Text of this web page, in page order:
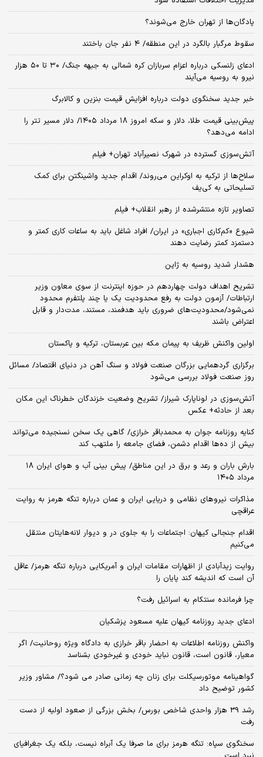
پادگان‌ها از تهران خارج می‌شوند؟
سقوط مرگبار بالگرد در این منطقه/ ۴ نفر جان باختند
ادعای زلنسکی درباره اعزام سربازان کره شمالی به جبهه جنگ/ ۳۰ تا ۵۰ هزار
نیرو به روسیه می‌آیند
خبر جدید سخنگوی دولت درباره افزایش قیمت بنزین و کالابرگ
پیش‌بینی قیمت طلا، دلار و سکه امروز ۱۸ مرداد ۱۴۰۵/ دلار مسیر تتر را
ادامه می‌دهد؟
آتش‌سوزی گسترده در شهرک نصیرآباد تهران+ فیلم
سلاح‌ها از ترکیه به اوکراین می‌روند/ اقدام جدید واشینگتن برای کمک
تسلیحاتی به کی‌یف
تصاویر تازه منتشرشده از رهبر انقلاب+ فیلم
شیوع «کم‌کاری اجباری» در ایران/ افراد شاغل باید به ساعات کاری کمتر و
دستمزد کمتر رضایت دهند
هشدار شدید روسیه به ژاپن
تشریح اهداف دولت چهاردهم در حوزه اینترنت از سوی معاون وزیر
ارتباطات/ آزمون دولت به رفع محدودیت یک یا چند پلتفرم محدود
نمی‌‎شود/محدودیت‌های ضروری باید هدفمند، مستند، مدت‌دار و قابل
اعتراض باشند
اولین واکنش ظریف به پیمان مکه بین عربستان، ترکیه و پاکستان
برگزاری گردهمایی بزرگان صنعت فولاد و سنگ آهن در دنیای اقتصاد/ مسائل
روز صنعت فولاد بررسی می‌شود
آتش‌سوزی در لوناپارک شیراز/ تشریح وضعیت خزندگان خطرناک این مکان
بعد از حادثه+ عکس
کنایه روزنامه جوان به محمدباقر خرازی/ گاهی یک سخن نسنجیده می‌تواند
بیش از ده‌ها اقدام دشمن، فضای جامعه را ملتهب کند
بارش باران و رعد و برق در این مناطق/ پیش بینی آب و هوای ایران ۱۸
مرداد ۱۴۰۵
مذاکرات نیروهای نظامی و دریایی ایران و عمان درباره تنگه هرمز به روایت
عراقچی
اقدام جنجالی کیهان: اجتماعات را به جلوی در و دیوار لانه‌هایتان منتقل
می‌کنیم
روایت زیدآبادی از اظهارات مقامات ایران و آمریکایی درباره تنگه هرمز/ عاقل
آن است که اندیشه کند پایان را
چرا فرمانده سنتکام به اسرائیل رفت؟
ادعای جدید روزنامه کیهان علیه مسعود پزشکیان
واکنش روزنامه اطلاعات به احضار باقر خرازی به دادگاه ویژه روحانیت/ اگر
معیار، قانون است، قانون نباید خودی و غیرخودی بشناسد
گواهینامه موتورسیکلت برای زنان چه زمانی صادر می شود؟/ مشاور وزیر
کشور توضیح داد
رشد 39 هزار واحدی شاخص بورس/ بخش بزرگی از صعود اولیه از دست
رفت
سخنگوی سپاه: تنگه هرمز برای ما صرفا یک آبراه نیست، بلکه یک جغرافیای